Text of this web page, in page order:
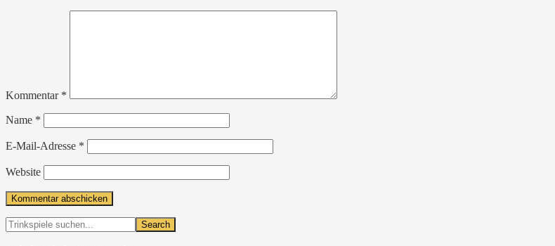
Kommentar *
Name *
E-Mail-Adresse *
Website
Primary
Trinkspiele
suchen...